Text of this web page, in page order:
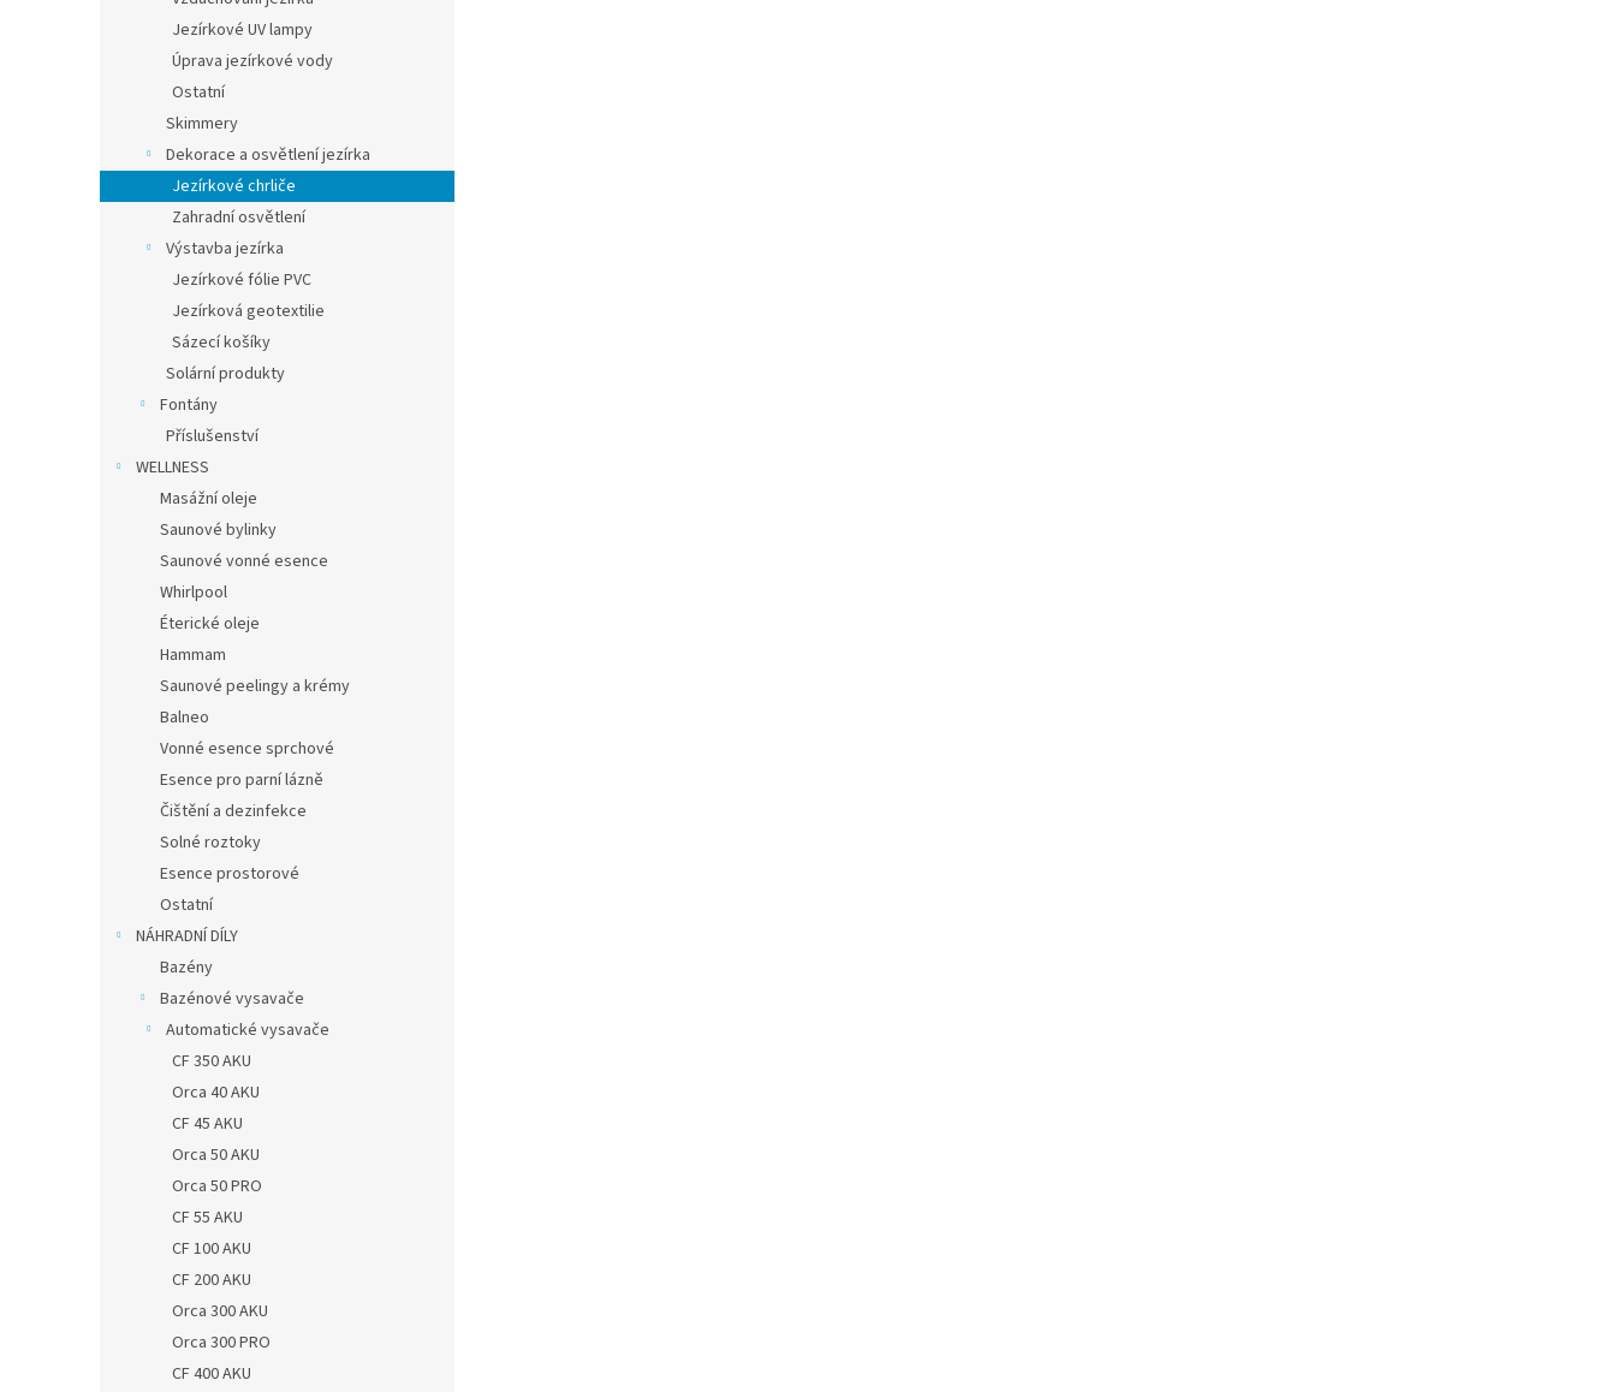
Jezírkové UV lampy
Úprava jezírkové vody
Ostatní
Skimmery
Dekorace a osvětlení jezírka
Jezírkové chrliče
Zahradní osvětlení
Výstavba jezírka
Jezírkové fólie PVC
Jezírková geotextilie
Sázecí košíky
Solární produkty
Fontány
Příslušenství
WELLNESS
Masážní oleje
Saunové bylinky
Saunové vonné esence
Whirlpool
Éterické oleje
Hammam
Saunové peelingy a krémy
Balneo
Vonné esence sprchové
Esence pro parní lázně
Čištění a dezinfekce
Solné roztoky
Esence prostorové
Ostatní
NÁHRADNÍ DÍLY
Bazény
Bazénové vysavače
Automatické vysavače
CF 350 AKU
Orca 40 AKU
CF 45 AKU
Orca 50 AKU
Orca 50 PRO
CF 55 AKU
CF 100 AKU
CF 200 AKU
Orca 300 AKU
Orca 300 PRO
CF 400 AKU